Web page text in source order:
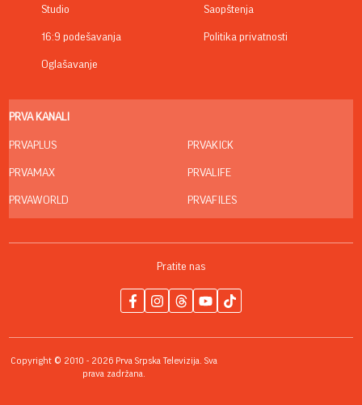
Studio
16:9 podešavanja
Oglašavanje
Saopštenja
Politika privatnosti
PRVA KANALI
PRVAPLUS
PRVAMAX
PRVAWORLD
PRVAKICK
PRVALIFE
PRVAFILES
Pratite nas
Copyright © 2010 - 2026 Prva Srpska Televizija. Sva
prava zadržana.